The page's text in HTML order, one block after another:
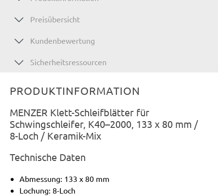
Preisübersicht
Kundenbewertung
Sicherheitsressourcen
PRODUKTINFORMATION
MENZER Klett-Schleifblätter für
Schwingschleifer, K40–2000, 133 x 80 mm /
8-Loch / Keramik-Mix
Technische Daten
Abmessung: 133 x 80 mm
Lochung: 8-Loch